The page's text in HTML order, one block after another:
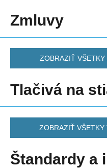
Zmluvy
ZOBRAZIŤ VŠETKY
Tlačivá na
ZOBRAZIŤ VŠETKY
Štandardy a